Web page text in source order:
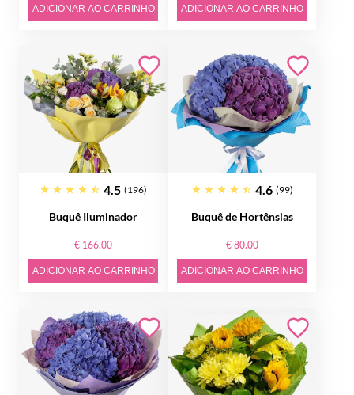
ADICIONAR AO CARRINHO ADICIONAR AO CARRINHO
4.5 (196)
Buquê Iluminador
€ 166.00
ADICIONAR AO CARRINHO
4.6 (99)
Buquê de Hortênsias
€ 80.00
ADICIONAR AO CARRINHO